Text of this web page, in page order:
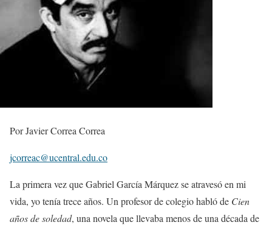
Por Javier Correa Correa
jcorreac@ucentral.edu.co
La primera vez que Gabriel García Márquez se atravesó en mi
vida, yo tenía trece años. Un profesor de colegio habló de Cien
años de soledad, una novela que llevaba menos de una década de